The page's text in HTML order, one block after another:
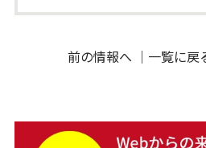
前の情報へ ｜ 一覧に戻